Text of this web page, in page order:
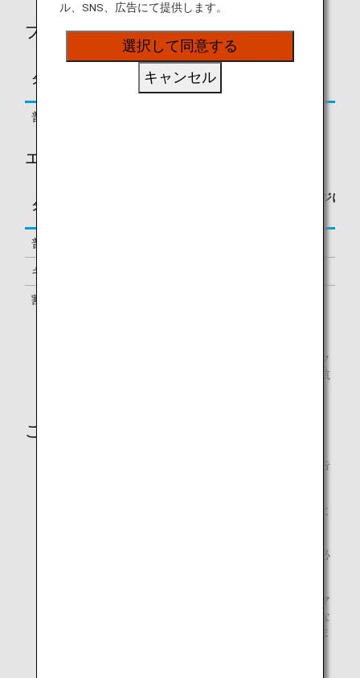
プレミアムエコノミークラス
タイプ 予約クラス
区間基本マイレージに
対する積算率
普通運賃
エコノミークラス
タイプ
区間基本マイレージに
普通運賃
キャリアペックス運賃
割引運賃, 包括旅行運賃
予約クラスとは、航空券上に記載されている予約上のク
ラスになります。対象の予約クラス以外で予約された航
ご注意
提携航空会社によって、積算率・積算対象クラスが予告
積算率・積算対象クラスは、搭乗日時点のものが適用と
ご利用後、マイル積算が確認されるまで、事後登録に必
提携航空会社運航のコードシェア便をご利用の場合、マ
イル積算は、運航会社の予約クラスに基づく積算率にな
り、積算率が異なる場合や、積算されない場合がありま
ル、SNS、広告にて提供します。
選択して同意する
キャンセル